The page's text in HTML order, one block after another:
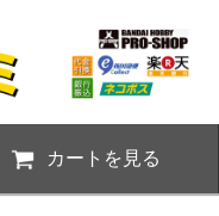
カートを見る